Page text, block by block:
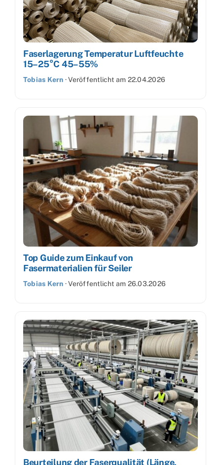
Faserlagerung Temperatur Luftfeuchte
15–25°C 45–55%
Tobias Kern ·Veröffentlicht am 22.04.2026
Top Guide zum Einkauf von
Fasermaterialien für Seiler
Tobias Kern ·Veröffentlicht am 26.03.2026
Beurteilung der Faserqualität (Länge,